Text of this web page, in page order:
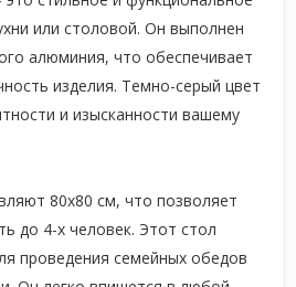
или столовой. Он выполнен
алюминия, что обеспечивает
изделия. Темно-серый цвет
и изысканности вашему
80х80 см, что позволяет
до 4-х человек. Этот стол
проведения семейных обедов